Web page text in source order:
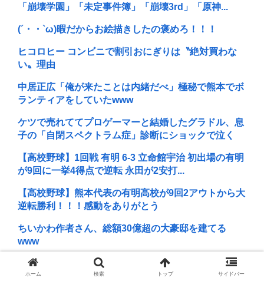
「崩壊学園」「未定事件簿」「崩壊3rd」「原神...
(´・・`ω)暇だからお絵描きしたの褒めろ！！！
ヒコロヒー コンビニで割引おにぎりは〝絶対買わな
い〟理由
中居正広「俺が来たことは内緒だべ」極秘で熊本でボ
ランティアをしていたwww
ケツで売れててプロゲーマーと結婚したグラドル、息
子の「自閉スペクトラム症」診断にショックで泣く
【高校野球】1回戦 有明 6-3 立命館宇治 初出場の有明
が9回に一挙4得点で逆転 永田が2安打...
【高校野球】熊本代表の有明高校が9回2アウトから大
逆転勝利！！！感動をありがとう
ちいかわ作者さん、総額30億超の大豪邸を建てる
www
「押井守」という、時かけとサマーウォーズの一発屋
のくせにやたらとイキってるアニメ映画監督いるで
ホーム 検索 トップ サイドバー